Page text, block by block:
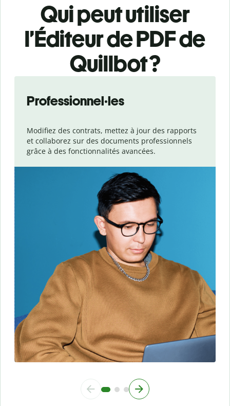
Qui peut utiliser
l’Éditeur de PDF de
Quillbot ?
Professionnel·les
Modifiez des contrats, mettez à jour des rapports
et collaborez sur des documents professionnels
grâce à des fonctionnalités avancées.